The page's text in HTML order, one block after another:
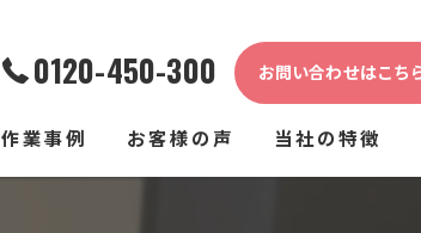
0120-450-300 お問い合わせはこち
作業事例 お客様の声 当社の特徴